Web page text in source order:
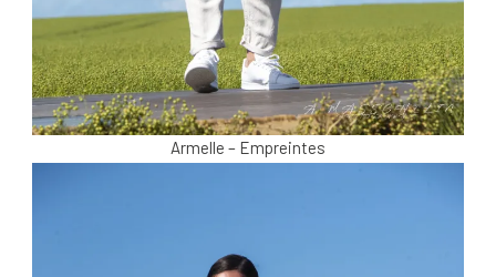
Armelle – Empreintes